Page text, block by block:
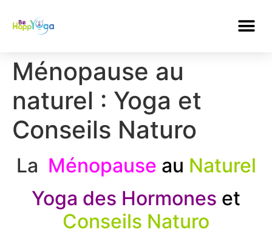
Ménopause au
naturel : Yoga et
Conseils Naturo
La Ménopause au Naturel
Yoga des Hormones et
Conseils Naturo